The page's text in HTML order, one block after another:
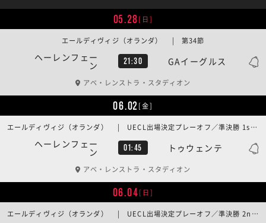
05.28[日]
ヘーレンフェー
ン 21:30 GAイーグルス
エールディヴィジ（オランダ） | 第34節
アベ・レンストラ・スタディオン
06.02[金]
ヘーレンフェー
ン 01:45 トゥウェンテ
エールディヴィジ（オランダ） | UECL出場決定プレーオフ／準決勝 1stレグ
アベ・レンストラ・スタディオン
06.04[日]
エールディヴィジ（オランダ） | UECL出場決定プレーオフ／準決勝 2ndレグ